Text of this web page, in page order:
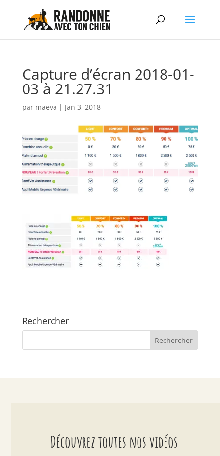
Capture d’écran 2018-01-
03 à 21.27.31
par maeva | Jan 3, 2018
Rechercher
Découvrez toutes nos vidéos